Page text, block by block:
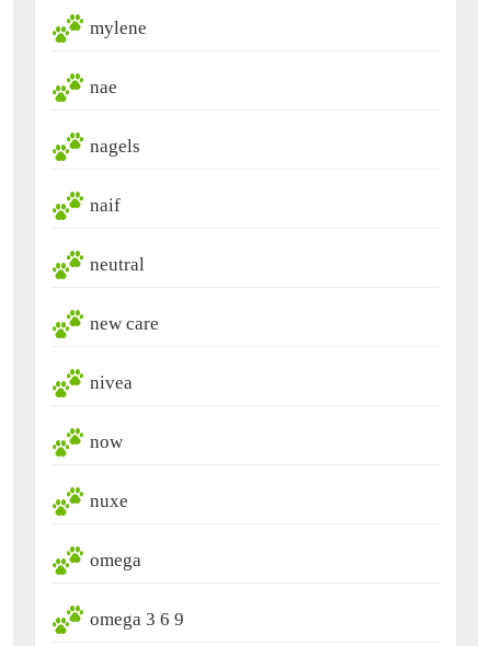
mylene
nae
nagels
naif
neutral
new care
nivea
now
nuxe
omega
omega 3 6 9